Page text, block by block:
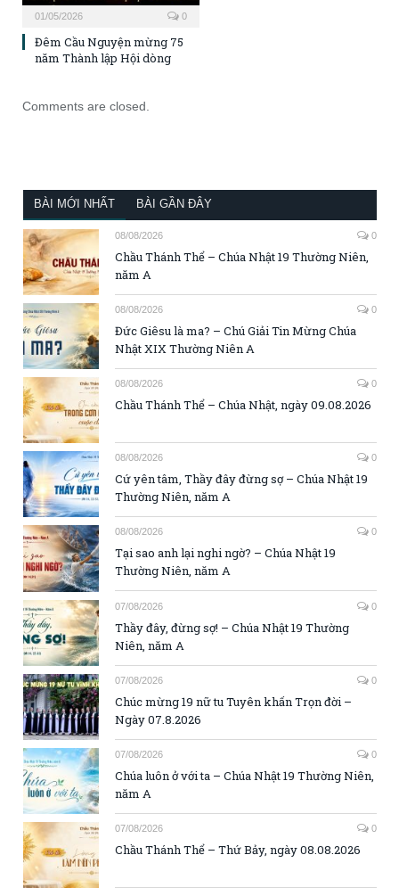
01/05/2026 0
Đêm Cầu Nguyện mừng 75
năm Thành lập Hội dòng
Comments are closed.
BÀI MỚI NHẤT BÀI GẦN ĐÂY
08/08/2026 0
Chầu Thánh Thể – Chúa Nhật 19 Thường Niên,
năm A
08/08/2026 0
Đức Giêsu là ma? – Chú Giải Tin Mừng Chúa
Nhật XIX Thường Niên A
08/08/2026 0
Chầu Thánh Thể – Chúa Nhật, ngày 09.08.2026
08/08/2026 0
Cứ yên tâm, Thầy đây đừng sợ – Chúa Nhật 19
Thường Niên, năm A
08/08/2026 0
Tại sao anh lại nghi ngờ? – Chúa Nhật 19
Thường Niên, năm A
07/08/2026 0
Thầy đây, đừng sợ! – Chúa Nhật 19 Thường
Niên, năm A
07/08/2026 0
Chúc mừng 19 nữ tu Tuyên khấn Trọn đời –
Ngày 07.8.2026
07/08/2026 0
Chúa luôn ở với ta – Chúa Nhật 19 Thường Niên,
năm A
07/08/2026 0
Chầu Thánh Thể – Thứ Bảy, ngày 08.08.2026